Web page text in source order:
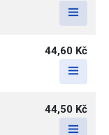
44,60 Kč
44,50 Kč